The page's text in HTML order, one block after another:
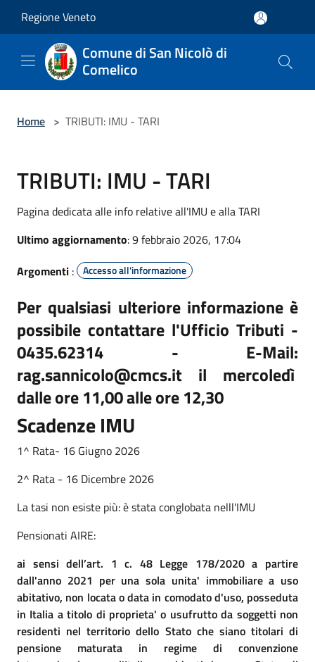
Regione Veneto
Comune di San Nicolò di
Comelico
Home > TRIBUTI: IMU - TARI
TRIBUTI: IMU - TARI
Pagina dedicata alle info relative all'IMU e alla TARI
Ultimo aggiornamento: 9 febbraio 2026, 17:04
Argomenti : Accesso all'informazione
Per qualsiasi ulteriore informazione è
possibile contattare l'Ufficio Tributi -
0435.62314 - E-Mail:
rag.sannicolo@cmcs.it il mercoledì
dalle ore 11,00 alle ore 12,30
Scadenze IMU
1^ Rata- 16 Giugno 2026
2^ Rata - 16 Dicembre 2026
La tasi non esiste più: è stata conglobata nelll'IMU
Pensionati AIRE:
ai sensi dell’art. 1 c. 48 Legge 178/2020 a partire
dall'anno 2021 per una sola unita' immobiliare a uso
abitativo, non locata o data in comodato d'uso, posseduta
in Italia a titolo di proprieta' o usufrutto da soggetti non
residenti nel territorio dello Stato che siano titolari di
pensione maturata in regime di convenzione